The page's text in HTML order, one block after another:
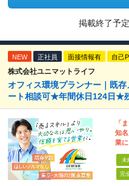
掲載終了予
NEW 正社員 面接情報有 自己
株式会社ユニマットライフ
オフィス環境プランナー｜既
ート相談可★年間休日124日★
「
知
業に
未
完